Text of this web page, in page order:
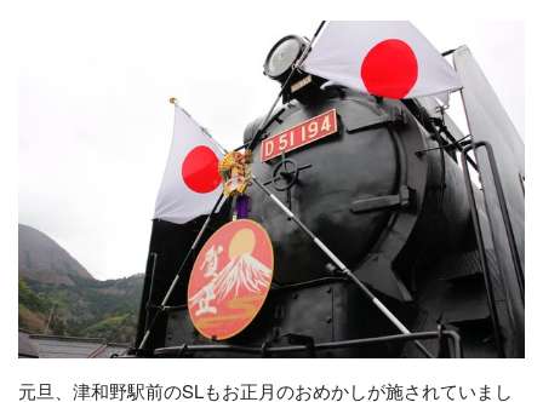
元旦、津和野駅前のSLもお正月のおめかしが施されていまし